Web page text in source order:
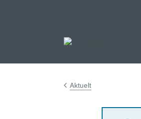
Aktuelt